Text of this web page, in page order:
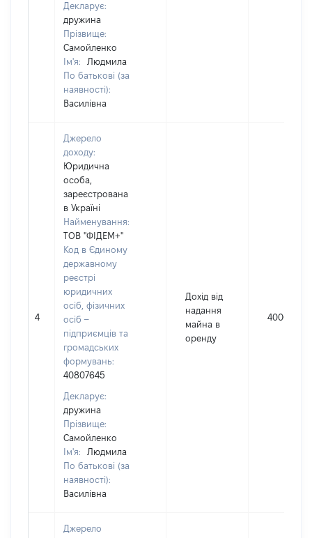
Декларує:
дружина
Прізвище:
Самойленко
Ім'я:
Людмила
По батькові (за
наявності):
Василівна
4
Джерело
доходу:
Юридична
особа,
зареєстрована
в Україні
Найменування:
ТОВ "ФІДЕМ+"
Код в Єдиному
державному
реєстрі
юридичних
осіб, фізичних
осіб –
підприємців та
громадських
формувань:
40807645
Декларує:
дружина
Прізвище:
Самойленко
Ім'я:
Людмила
По батькові (за
наявності):
Василівна
Дохід від
надання
майна в
оренду
40000
Джерело